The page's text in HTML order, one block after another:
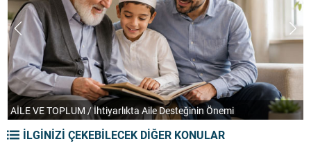
TEFEKKÜR UFKU / Orkestranın Soğuk ve Despotik Yüzü
İLGİNİZİ ÇEKEBİLECEK DİĞER KONULAR